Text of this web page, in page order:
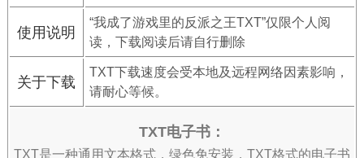
使用说明
“我成了游戏里的反派之王TXT”仅限个人阅
读，下载阅读后请自行删除
关于下载
TXT下载速度会受本地及远程网络因素影响，
请耐心等候。
TXT电子书：
TXT是一种通用文本格式，绿色免安装，TXT格式的电子书